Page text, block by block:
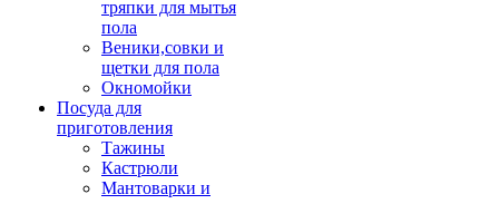
тряпки для мытья
пола
Веники,совки и
щетки для пола
Окномойки
Посуда для
приготовления
Тажины
Кастрюли
Мантоварки и